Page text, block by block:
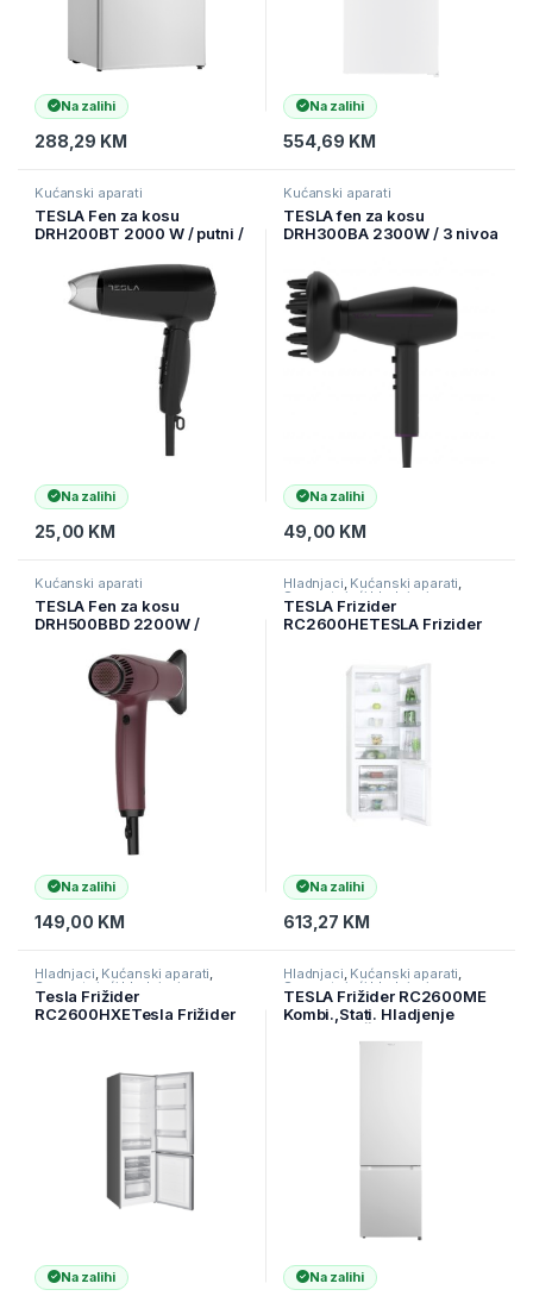
Na zalihi
288,29 KM
Na zalihi
554,69 KM
Kućanski aparati
TESLA Fen za kosu
DRH200BT 2000 W / putni /
Na zalihi
25,00 KM
Kućanski aparati
TESLA fen za kosu
DRH300BA 2300W / 3 nivoa
Na zalihi
49,00 KM
Kućanski aparati
TESLA Fen za kosu
DRH500BBD 2200W /
Display ( DRH500BBD )
Na zalihi
149,00 KM
Hladnjaci, Kućanski aparati,
Samostojeći hladnjaci
TESLA Frizider
RC2600HETESLA Frizider
Na zalihi
613,27 KM
Hladnjaci, Kućanski aparati,
Samostojeći hladnjaci
Tesla Frižider
RC2600HXETesla Frižider
Na zalihi
Hladnjaci, Kućanski aparati,
Samostojeći hladnjaci
TESLA Frižider RC2600ME
Kombi.,Stati. Hladjenje
Na zalihi